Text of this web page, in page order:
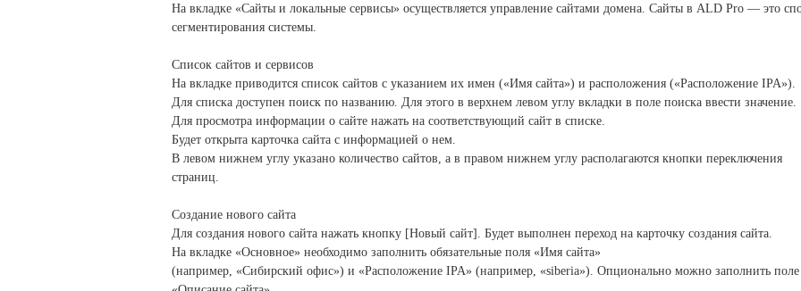
На вкладке «Сайты и локальные сервисы» осуществляется управление сайтами домена. Сайты в ALD Pro — это
сегментирования системы.
Список сайтов и сервисов
На вкладке приводится список сайтов с указанием их имен («Имя сайта») и расположения («Расположение IPA»).
Для списка доступен поиск по названию. Для этого в верхнем левом углу вкладки в поле поиска ввести значение.
Для просмотра информации о сайте нажать на соответствующий сайт в списке.
Будет открыта карточка сайта с информацией о нем.
В левом нижнем углу указано количество сайтов, а в правом нижнем углу располагаются кнопки переключения
страниц.
Создание нового сайта
Для создания нового сайта нажать кнопку [Новый сайт]. Будет выполнен переход на карточку создания сайта.
На вкладке «Основное» необходимо заполнить обязательные поля «Имя сайта»
(например, «Сибирский офис») и «Расположение IPA» (например, «siberia»). Опционально можно заполнить поле